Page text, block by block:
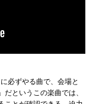
必ずやる曲で、会場と
というこの楽曲では、